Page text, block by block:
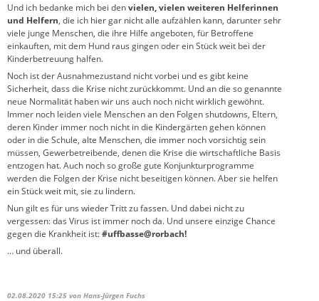
Und ich bedanke mich bei denvielen, vielen weiteren Helferinnen
und Helfern, die ich hier gar nicht alle aufzählen kann, darunter sehr
viele junge Menschen, die ihre Hilfe angeboten, für Betroffene
einkauften, mit dem Hund raus gingen oder ein Stück weit bei der
Kinderbetreuung halfen.
Noch ist der Ausnahmezustand nicht vorbei und es gibt keine
Sicherheit, dass die Krise nicht zurückkommt. Und an die so genannte
neue Normalität haben wir uns auch noch nicht wirklich gewöhnt.
Immer noch leiden viele Menschen an den Folgen shutdowns, Eltern,
deren Kinder immer noch nicht in die Kindergärten gehen können
oder in die Schule, alte Menschen, die immer noch vorsichtig sein
müssen, Gewerbetreibende, denen die Krise die wirtschaftliche Basis
entzogen hat. Auch noch so große gute Konjunkturprogramme
werden die Folgen der Krise nicht beseitigen können. Aber sie helfen
ein Stück weit mit, sie zu lindern.
Nun gilt es für uns wieder Tritt zu fassen. Und dabei nicht zu
vergessen: das Virus ist immer noch da. Und unsere einzige Chance
gegen die Krankheit ist:#uffbasse@rorbach!
… und überall.
02.08.2020 15:25 von Hans-Jürgen Fuchs